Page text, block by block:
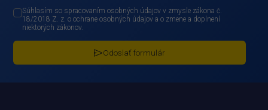
Súhlasím so spracovaním osobných údajov v zmysle zákona č.
18/2018 Z. z. o ochrane osobných údajov a o zmene a doplnení
niektorých zákonov.
Odoslať formulár